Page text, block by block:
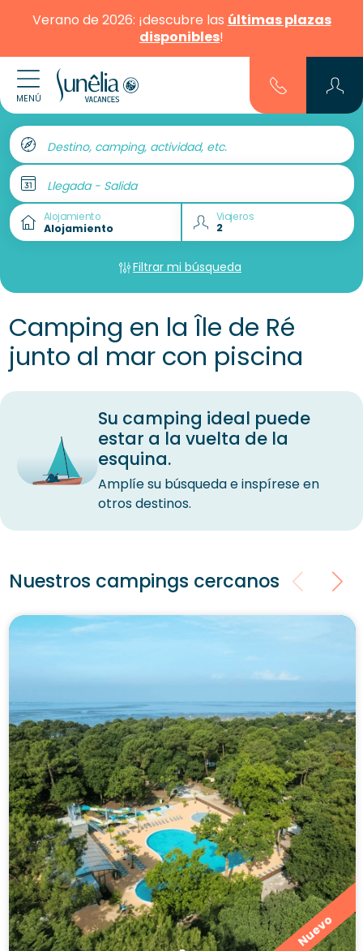
Verano de 2026: ¡descubre las últimas plazas
disponibles!
MENÚ
Destino, camping, actividad, etc.
Llegada - Salida
Alojamiento Viajeros
Filtrar mi búsqueda
Camping en la Île de Ré
junto al mar con piscina
Su camping ideal puede
estar a la vuelta de la
esquina.
Amplíe su búsqueda e inspírese en
otros destinos.
Nuestros campings cercanos
Nuevo